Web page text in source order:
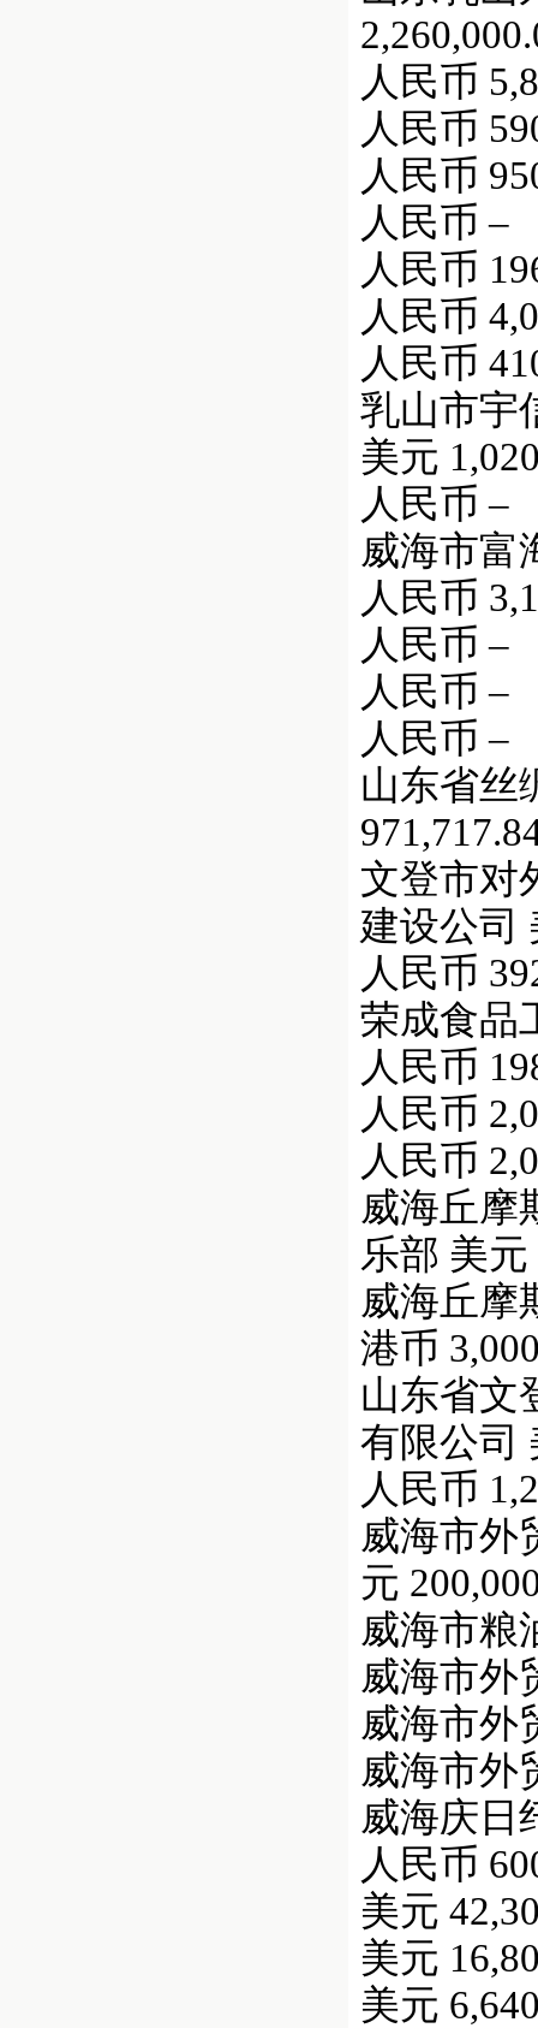
人民币
人民币
人民币
人民币 –
人民币
人民币
人民币
乳山市宇
美元
人民币 –
威海市富
人民币
人民币 –
人民币 –
人民币 –
山东省丝
文登市对
建设公司
人民币
荣成食品
人民币
人民币
人民币
威海丘摩
乐部 美元
威海丘摩
港币
山东省文
有限公司
人民币
威海市外
元
威海市粮
威海市外
威海市外
威海市外
威海庆日
人民币
美元
美元
美元